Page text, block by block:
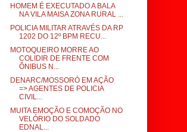
HOMEM É EXECUTADO A BALA
NA VILA MAISA ZONA RURAL ...
POLICIA MILITAR ATRAVÉS DA RP
1202 DO 12º BPM RECU...
MOTOQUEIRO MORRE AO
COLIDIR DE FRENTE COM
ÔNIBUS N...
DENARC/MOSSORÓ EM AÇÃO
=> AGENTES DE POLICIA
CIVIL...
MUITA EMOÇÃO E COMOÇÃO NO
VELÓRIO DO SOLDADO
EDNAL...